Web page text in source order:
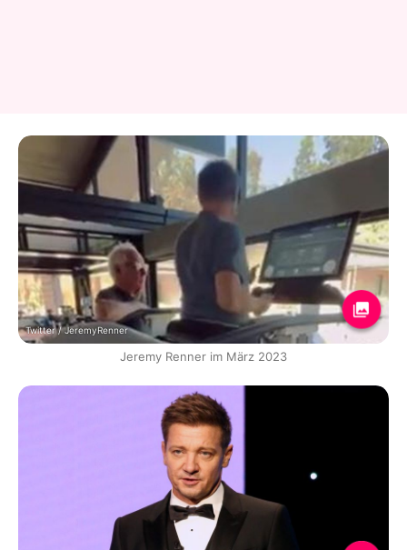
Twitter / JeremyRenner
Jeremy Renner im März 2023